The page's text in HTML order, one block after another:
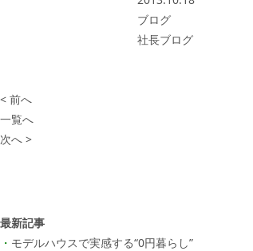
ブログ
社長ブログ
< 前へ
一覧へ
次へ >
最新記事
モデルハウスで実感する“0円暮らし”